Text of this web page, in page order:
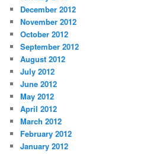
December 2012
November 2012
October 2012
September 2012
August 2012
July 2012
June 2012
May 2012
April 2012
March 2012
February 2012
January 2012